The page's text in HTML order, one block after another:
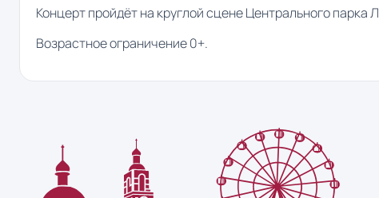
Концерт пройдёт на круглой сцене Центрального парка
Возрастное ограничение 0+.